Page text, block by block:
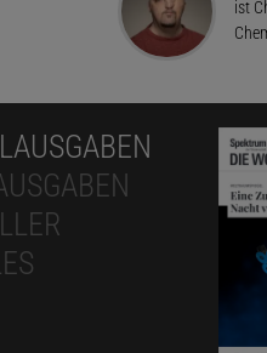
ist